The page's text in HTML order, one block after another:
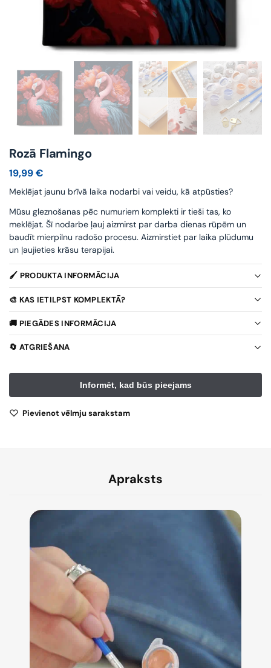
Rozā Flamingo
19,99€
Meklējat jaunu brīvā laika nodarbi vai veidu, kā atpūsties?
Mūsu gleznošanas pēc numuriem komplekti ir tieši tas, ko
meklējat. Šī nodarbe ļauj aizmirst par darba dienas rūpēm un
baudīt mierpilnu radošo procesu. Aizmirstiet par laika plūdumu
un ļaujieties krāsu terapijai.
🖌️ PRODUKTA INFORMĀCIJA
🎨 KAS IETILPST KOMPLEKTĀ?
🚚 PIEGĀDES INFORMĀCIJA
🔄 ATGRIEŠANA
Pievienot vēlmju sarakstam
Apraksts